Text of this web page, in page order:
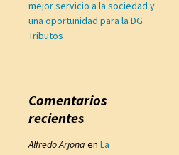
mejor servicio a la sociedad y
una oportunidad para la DG
Tributos
Comentarios
recientes
Alfredo Arjona en La